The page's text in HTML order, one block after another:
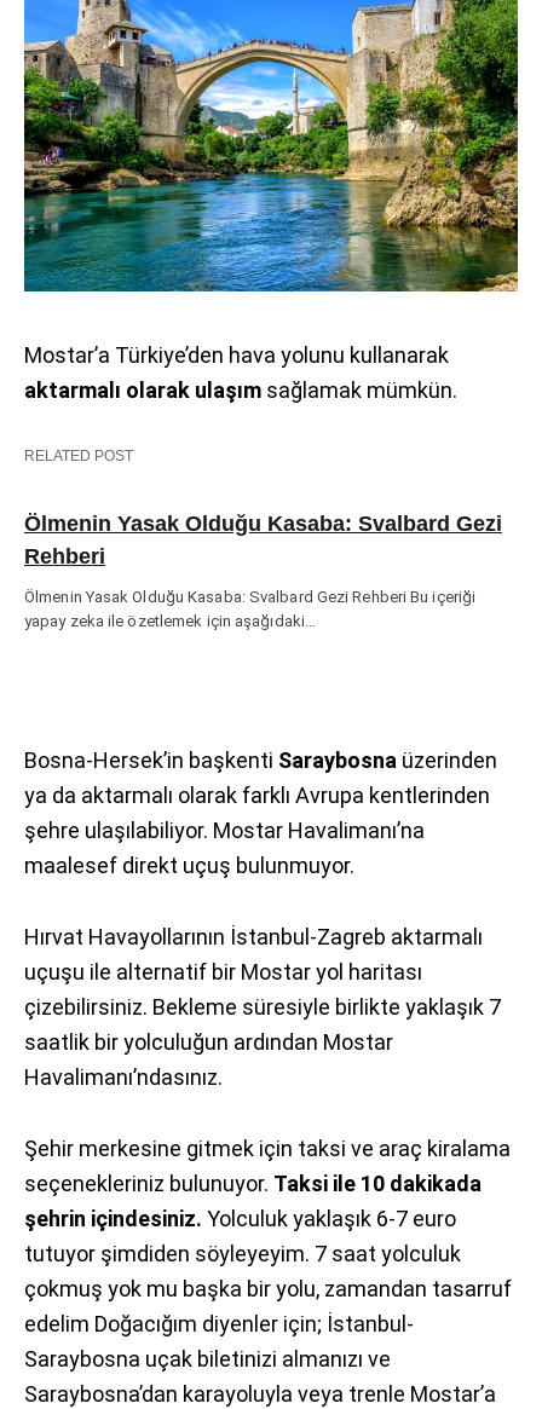
Mostar’a Türkiye’den hava yolunu kullanarak
aktarmalı olarak ulaşım sağlamak mümkün.
RELATED POST
Ölmenin Yasak Olduğu Kasaba: Svalbard Gezi
Rehberi
Ölmenin Yasak Olduğu Kasaba: Svalbard Gezi Rehberi Bu içeriği
yapay zeka ile özetlemek için aşağıdaki…
Bosna-Hersek’in başkenti Saraybosna üzerinden
ya da aktarmalı olarak farklı Avrupa kentlerinden
şehre ulaşılabiliyor. Mostar Havalimanı’na
maalesef direkt uçuş bulunmuyor.
Hırvat Havayollarının İstanbul-Zagreb aktarmalı
uçuşu ile alternatif bir Mostar yol haritası
çizebilirsiniz. Bekleme süresiyle birlikte yaklaşık 7
saatlik bir yolculuğun ardından Mostar
Havalimanı’ndasınız.
Şehir merkesine gitmek için taksi ve araç kiralama
seçenekleriniz bulunuyor. Taksi ile 10 dakikada
şehrin içindesiniz. Yolculuk yaklaşık 6-7 euro
tutuyor şimdiden söyleyeyim. 7 saat yolculuk
çokmuş yok mu başka bir yolu, zamandan tasarruf
edelim Doğacığım diyenler için; İstanbul-
Saraybosna uçak biletinizi almanızı ve
Saraybosna’dan karayoluyla veya trenle Mostar’a